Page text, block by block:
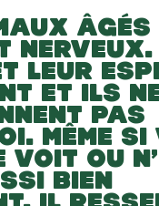
ÂGÉS
NERVEUX.
LEUR
ET ILS
PAS
MÊME SI
VOIT OU
BIEN